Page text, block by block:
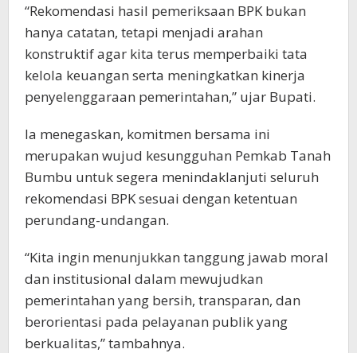
“Rekomendasi hasil pemeriksaan BPK bukan
hanya catatan, tetapi menjadi arahan
konstruktif agar kita terus memperbaiki tata
kelola keuangan serta meningkatkan kinerja
penyelenggaraan pemerintahan,” ujar Bupati.
Ia menegaskan, komitmen bersama ini
merupakan wujud kesungguhan Pemkab Tanah
Bumbu untuk segera menindaklanjuti seluruh
rekomendasi BPK sesuai dengan ketentuan
perundang-undangan.
“Kita ingin menunjukkan tanggung jawab moral
dan institusional dalam mewujudkan
pemerintahan yang bersih, transparan, dan
berorientasi pada pelayanan publik yang
berkualitas,” tambahnya.